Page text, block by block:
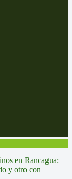
en Rancagua:
y otro con